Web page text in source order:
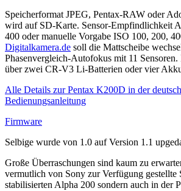
Speicherformat JPEG, Pentax-RAW oder
wird auf SD-Karte. Sensor-Empfindlichkeit
400 oder manuelle Vorgabe ISO 100, 200,
Digitalkamera.de soll die Mattscheibe
Phasenvergleich-Autofokus mit 11
über zwei CR-V3 Li-Batterien oder vier
Alle Details zur Pentax K200D in der
Bedienungsanleitung
Firmware
Selbige wurde von 1.0 auf Version 1.1
Große Überraschungen sind kaum zu
vermutlich von Sony zur Verfügung gestellte
stabilisierten Alpha 200 sondern auch in der